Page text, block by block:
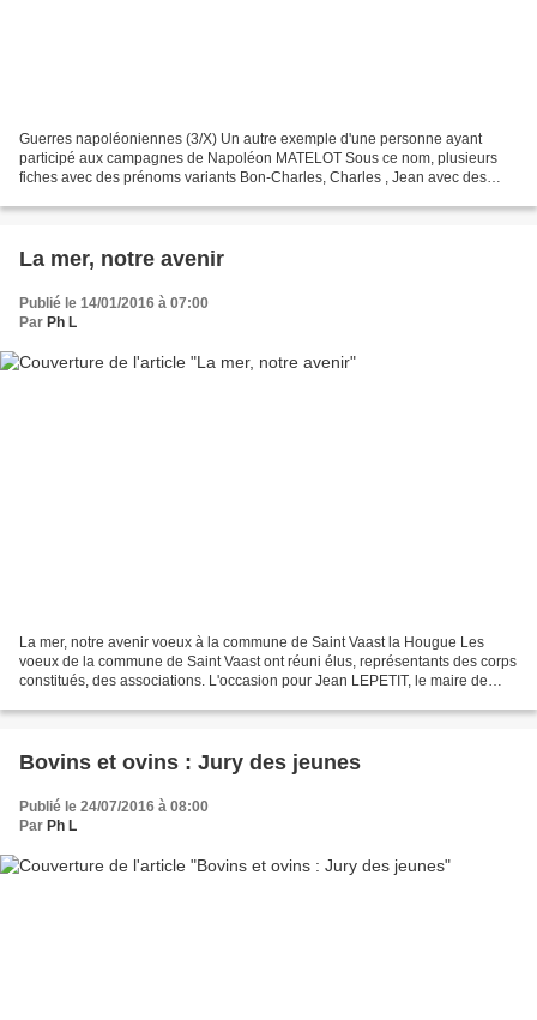
Guerres napoléoniennes (3/X) Un autre exemple d'une personne ayant
participé aux campagnes de Napoléon MATELOT Sous ce nom, plusieurs
fiches avec des prénoms variants Bon-Charles, Charles , Jean avec des
La mer, notre avenir
Publié le 14/01/2016 à 07:00
Par Ph L
La mer, notre avenir voeux à la commune de Saint Vaast la Hougue Les
voeux de la commune de Saint Vaast ont réuni élus, représentants des corps
constitués, des associations. L'occasion pour Jean LEPETIT, le maire de
Bovins et ovins : Jury des jeunes
Publié le 24/07/2016 à 08:00
Par Ph L